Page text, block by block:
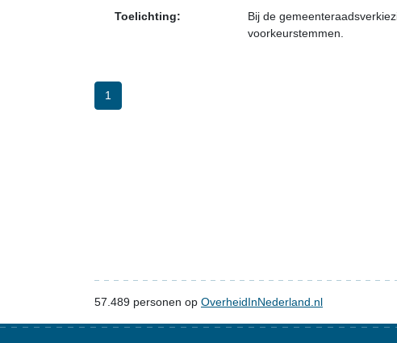
Toelichting:
Bij de
voorkeurstemmen.
1
57.489 personen op OverheidInNederland.nl